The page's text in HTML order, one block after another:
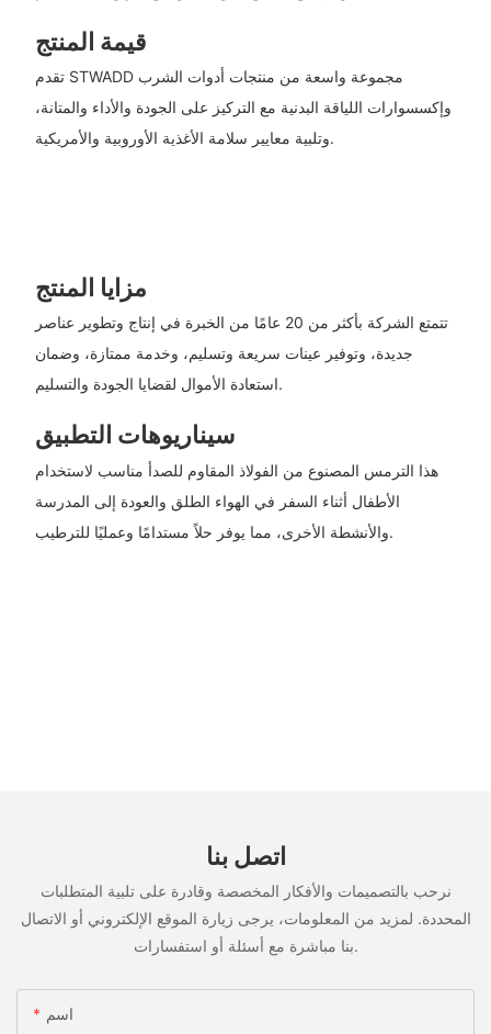
قيمة المنتج
تقدم STWADD مجموعة واسعة من منتجات أدوات الشرب
وإكسسوارات اللياقة البدنية مع التركيز على الجودة والأداء والمتانة،
وتلبية معايير سلامة الأغذية الأوروبية والأمريكية.
مزايا المنتج
تتمتع الشركة بأكثر من 20 عامًا من الخبرة في إنتاج وتطوير عناصر
جديدة، وتوفير عينات سريعة وتسليم، وخدمة ممتازة، وضمان
استعادة الأموال لقضايا الجودة والتسليم.
سيناريوهات التطبيق
هذا الترمس المصنوع من الفولاذ المقاوم للصدأ مناسب لاستخدام
الأطفال أثناء السفر في الهواء الطلق والعودة إلى المدرسة
والأنشطة الأخرى، مما يوفر حلاً مستدامًا وعمليًا للترطيب.
اتصل بنا
نرحب بالتصميمات والأفكار المخصصة وقادرة على تلبية المتطلبات
المحددة. لمزيد من المعلومات، يرجى زيارة الموقع الإلكتروني أو الاتصال
بنا مباشرة مع أسئلة أو استفسارات.
اسم